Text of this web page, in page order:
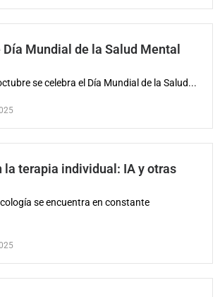
Día Mundial de la Salud Mental
se celebra el Día Mundial de la Salud...
la terapia individual: IA y otras
se encuentra en constante